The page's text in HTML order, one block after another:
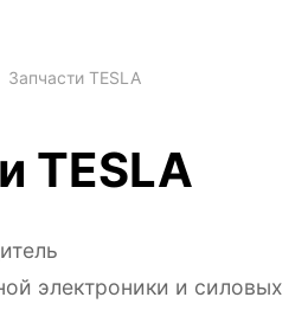
Запчасти TESLA
TESLA
электроники и силовых